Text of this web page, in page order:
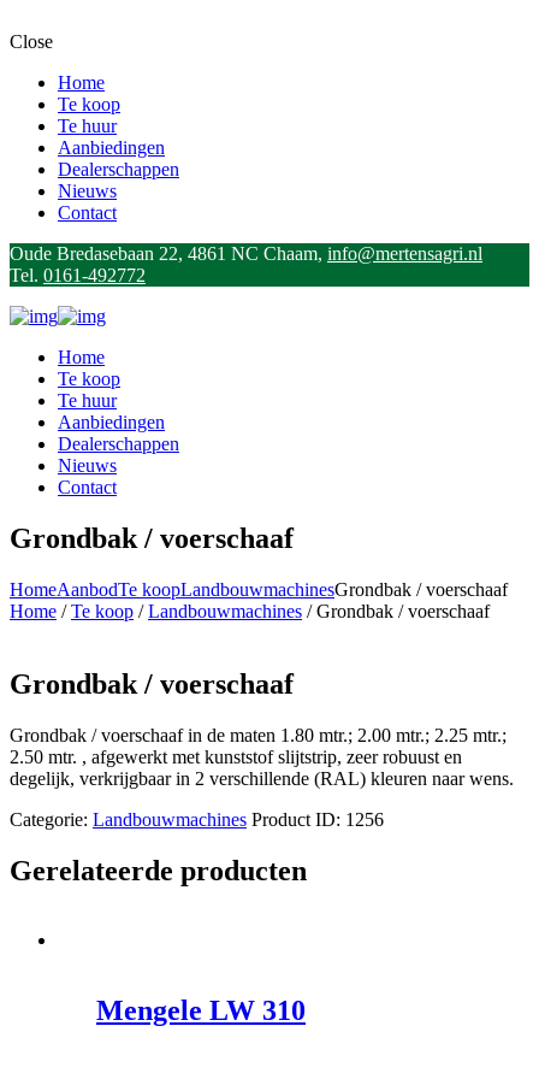
Close
Home
Te koop
Te huur
Aanbiedingen
Dealerschappen
Nieuws
Contact
Oude Bredasebaan 22, 4861 NC Chaam, info@mertensagri.nl
Tel. 0161-492772
Home
Te koop
Te huur
Aanbiedingen
Dealerschappen
Nieuws
Contact
Grondbak / voerschaaf
HomeAanbodTe koopLandbouwmachinesGrondbak / voerschaaf
Home /Te koop /Landbouwmachines / Grondbak / voerschaaf
Grondbak / voerschaaf
Grondbak / voerschaaf in de maten 1.80 mtr.; 2.00 mtr.; 2.25 mtr.;
2.50 mtr. , afgewerkt met kunststof slijtstrip, zeer robuust en
degelijk, verkrijgbaar in 2 verschillende (RAL) kleuren naar wens.
Categorie: Landbouwmachines Product ID: 1256
Gerelateerde producten
Mengele LW 310